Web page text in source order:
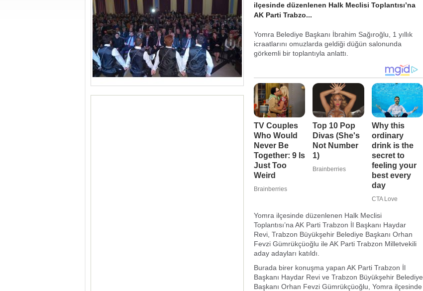
ilçesinde düzenlenen Halk Meclisi Toplantısı’na
AK Parti Trabzo...
Yomra Belediye Başkanı İbrahim Sağıroğlu, 1 yıllık
icraatlarını omuzlarda geldiği düğün salonunda
görkemli bir toplantıyla anlattı.
Yomra ilçesinde düzenlenen Halk Meclisi
Toplantısı’na AK Parti Trabzon İl Başkanı Haydar
Revi, Trabzon Büyükşehir Belediye Başkanı Orhan
Fevzi Gümrükçüoğlu ile AK Parti Trabzon Milletvekili
aday adayları katıldı.
Burada birer konuşma yapan AK Parti Trabzon İl
Başkanı Haydar Revi ve Trabzon Büyükşehir Belediye
Başkanı Orhan Fevzi Gümrükçüoğlu, Yomra ilçesinde